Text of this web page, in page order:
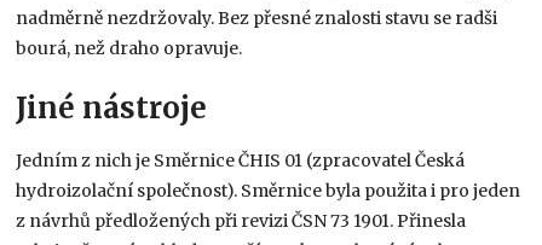
nadměrně nezdržovaly. Bez přesné znalosti stavu se radši
bourá, než draho opravuje.
Jiné nástroje
Jedním z nich je Směrnice ČHIS 01 (zpracovatel Česká
hydroizolační společnost). Směrnice byla použita i pro jeden
z návrhů předložených při revizi ČSN 73 1901. Přinesla